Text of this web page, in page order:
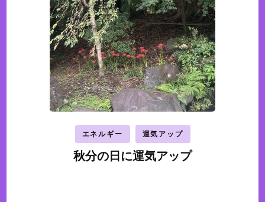
エネルギー 運気アップ
秋分の日に運気アップ